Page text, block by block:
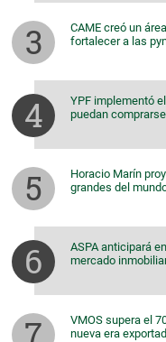
CAME creó un
fortalecer a las
YPF implementó
puedan
Horacio Marín
grandes del
ASPA anticipará
mercado
VMOS supera el
nueva era